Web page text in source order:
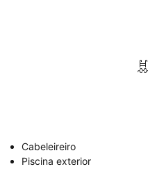
Cabeleireiro
Piscina exterior